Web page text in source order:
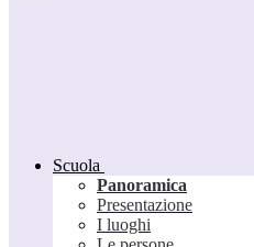
Scuola
Panoramica
Presentazione
I luoghi